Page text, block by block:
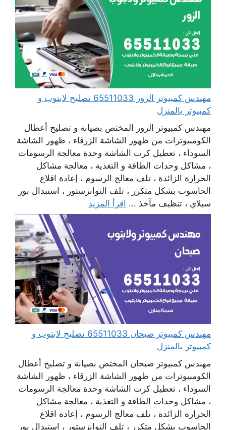
مهندس كمبيوتر الزور 65511033 تصليح لابتوب و
كمبيوتر بالمنزل
مهندس كمبيوتر الزور المختص بصيانة و تصليح أعطال
الكومبيوترات من ظهور الشاشة الزرقاء ، ظهور الشاشة
السوداء ، تعطيل كرت الشاشة وحدة معالجة الرسومات
، مشاكل وحدات الطاقة و التغذية ، معالجة مشاكل
الحرارة الزائدة ، تلف معالج الرسوم ، إعادة اقلاع
الحاسوب بشكل متكرر ، تلف التوانزستور ، استبدال بور
سبلاي ، تنظيف مآخذ ... اقرأ المزيد
مهندس كمبيوتر صبحان 65511033 تصليح لابتوب و
كمبيوتر بالمنزل
مهندس كمبيوتر صبحان المختص بصيانة و تصليح أعطال
الكومبيوترات من ظهور الشاشة الزرقاء ، ظهور الشاشة
السوداء ، تعطيل كرت الشاشة وحدة معالجة الرسومات
، مشاكل وحدات الطاقة و التغذية ، معالجة مشاكل
الحرارة الزائدة ، تلف معالج الرسوم ، إعادة اقلاع
الحاسوب بشكل متكرر ، تلف التوانزستور ، استبدال بور